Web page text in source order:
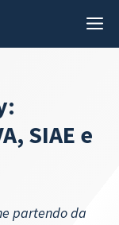
SIAE e
partendo da